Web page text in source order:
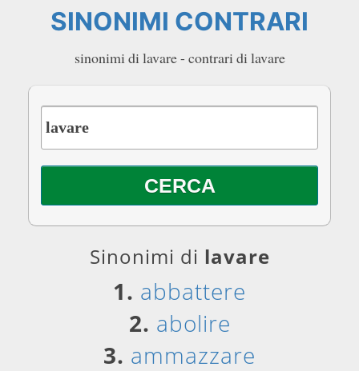
SINONIMI CONTRARI
sinonimi di lavare - contrari di lavare
Sinonimi di lavare
1. abbattere
2. abolire
3. ammazzare